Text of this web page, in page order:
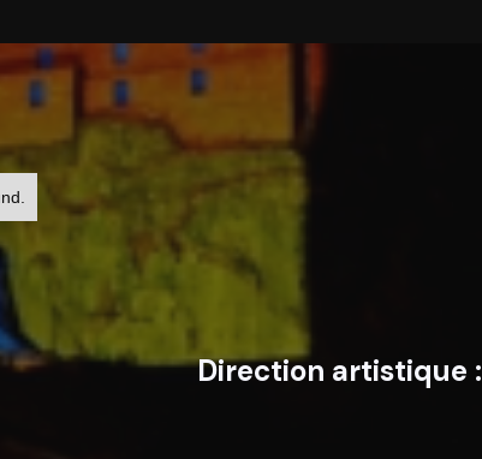
Direction artistique :